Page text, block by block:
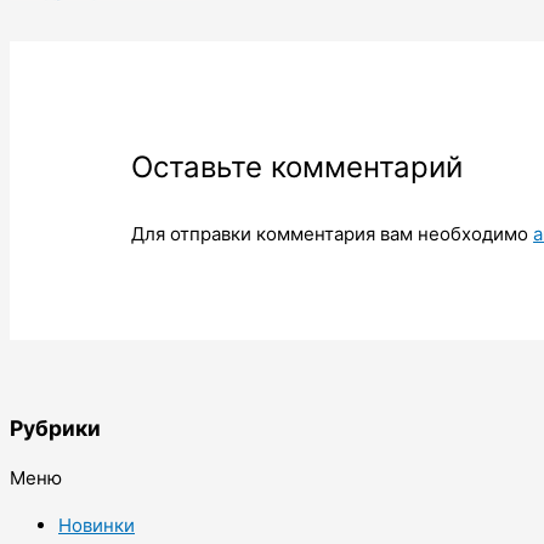
Оставьте комментарий
Для отправки комментария вам необходимо
Рубрики
Меню
Новинки